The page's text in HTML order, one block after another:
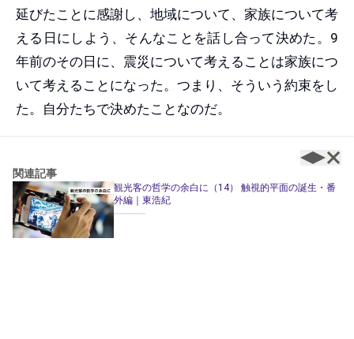
延びたことに感謝し、地域について、家族について考
える日にしよう、そんなことを話し合って決めた。9
年前のその日に、震災について考えることは家族につ
いて考えることになった。つまり、そういう約束をし
た。自分たちで決めたことなのだ。
震災10年のイベ
ントが行われることになった。その日は家族と共に過
ごす日だと決めていたので、当初はお断りしようと思
ったが、ゲストが揃うのがその日しかないということ
関連記事
観光客の哲学の余白に（14） 触視的平面の誕生・番
外編｜東浩紀